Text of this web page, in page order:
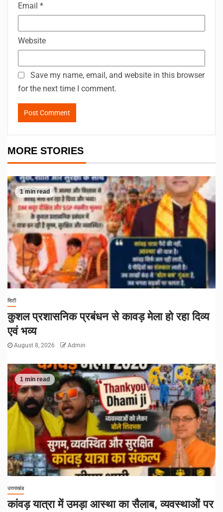
Email *
Website
Save my name, email, and website in this browser
for the next time I comment.
MORE STORIES
1 min read
सिटी
कुशल प्रशासनिक प्रबंधन से कावड़ मेला हो रहा दिव्य
एवं भव्य
August 8, 2026 Admin
1 min read
उत्तराखंड
कांवड़ यात्रा में उमड़ा आस्था का सैलाब, व्यवस्थाओं पर